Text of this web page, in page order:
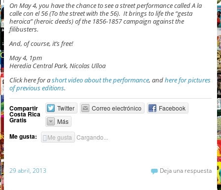
On May 4, you have the chance to see a street performance called A la
calle con el 56 (To the street with the 56). It brings to life the “gesta
heroica” (heroic deeds) of the 1856-1857 campaign against the
filibusters.
And, of course, it’s free!
May 4, 1pm
Heredia Central Park, Nicolas Ulloa
Click here for ashort video about the performance, andhere for pictures
of previous editions.
Compartir
Costa Rica
Gratis
Twitter Correo electrónico
Facebook
Más
Me gusta: Me gusta Cargando...
29 abril, 2013 Deja una respuesta